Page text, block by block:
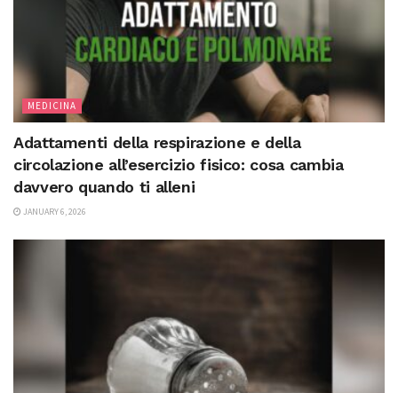
MEDICINA
Adattamenti della respirazione e della
circolazione all’esercizio fisico: cosa cambia
davvero quando ti alleni
JANUARY 6, 2026